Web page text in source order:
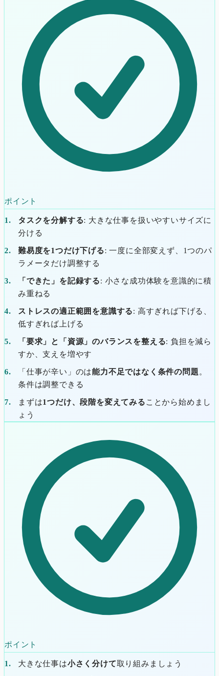
ポイント
タスクを分解する: 大きな仕事を扱いやすいサイズに
分ける
難易度を1つだけ下げる: 一度に全部変えず、1つのパ
ラメータだけ調整する
「できた」を記録する: 小さな成功体験を意識的に積
み重ねる
ストレスの適正範囲を意識する: 高すぎれば下げる、
低すぎれば上げる
「要求」と「資源」のバランスを整える: 負担を減ら
すか、支えを増やす
「仕事が辛い」のは能力不足ではなく条件の問題 。
条件は調整できる
まずは1つだけ、段階を変えてみる ことから始めまし
ょう
ポイント
大きな仕事は小さく分けて取り組みましょう